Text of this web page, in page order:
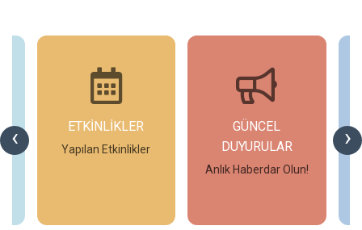
‹ ›
ETKİNLİKLER
Yapılan Etkinlikler
GÜNCEL
DUYURULAR
Anlık Haberdar Olun!